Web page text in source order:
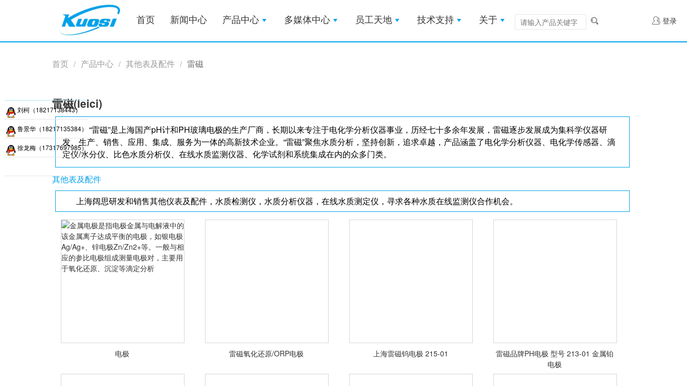
首页 新闻中心 产品中心 多媒体中心 员工天地 技术支持 关于 登录
首页 / 产品中心 / 其他表及配件 / 雷磁
雷磁(leici)
“雷磁”是上海国产pH计和PH玻璃电极的生产厂商，长期以来专注于电化学分析仪器事业，历经七十多余年发展，雷磁逐步发展成为集科学仪器研
发、生产、销售、应用、集成、服务为一体的高新技术企业。“雷磁”聚焦水质分析，坚持创新，追求卓越，产品涵盖了电化学分析仪器、电化学传感器、滴
定仪/水分仪、比色水质分析仪、在线水质监测仪器、化学试剂和系统集成在内的众多门类。
其他表及配件
上海阔思研发和销售其他仪表及配件，水质检测仪，水质分析仪器，在线水质测定仪，寻求各种水质在线监测仪合作机会。
的该金属离子达成平衡的电极，如
电极 雷磁氧化还原/ORP电极 上海雷磁钨电极 215-01
雷磁品牌PH电极 型号 213-01 金属铂
电极
刘柯（18217138443）
鲁景华（18217135384）
徐龙梅（17317697985）